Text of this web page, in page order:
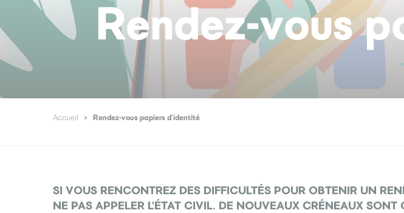
Rendez-vous
Accueil Rendez-vous papiers d’identité
SI VOUS RENCONTREZ DES DIFFICULTÉS POUR OBTENIR UN
NE PAS APPELER L'ÉTAT CIVIL. DE NOUVEAUX CRÉNEAUX SONT